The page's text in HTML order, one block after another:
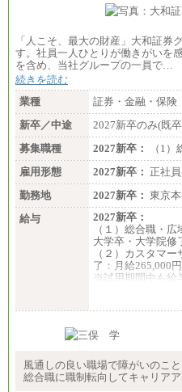
■(株)JTBビジネス
総合職 月給
※詳細はJTBキャ
■(株)JTBデータ
※詳細はJTBキャ
■I&Jデジタルイノ
総合職 月給
※詳細はJTBキャ
＜有期社員コース
■(株)JTBビジネス
有期契約職 月給
※詳細はJTBキャ
■(株)JTBパブリ
総合職 月給
中途：
①月給227,000円以
②月給212,000円以
④月給23万円～37
⑤月給20万円～25
⑦月給271,000円以
⑯月給185,000円以
⑰月給237,000円以
⑱月給212,000円以
「人こそ、最大の財産」大和証券
す。社員一人ひとりが働きがいを
を含め、当社グループの一員で…
続きを読む
業種
証券・金融・保険
新卒／中途
2027新卒のみ(既
募集職種
2027新卒：
（1
雇用形態
2027新卒： 正社員
勤務地
2027新卒： 東京
給与
2027新卒：
（１）総合職・
大学卒・大学院修
（２）カスタマ
了：月給265,000円
※試用期間中も給
風通しの良い職場で障がいのこと
総合職に職制転向してキャリアア